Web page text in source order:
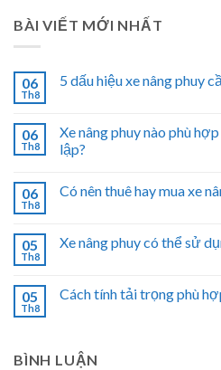
BÀI VIẾT MỚI NHẤT
06
Th8
5 dấu hiệu xe nâng phuy
06
Th8
Xe nâng phuy nào phù
lập?
06
Th8
Có nên thuê hay mua xe
05
Th8
Xe nâng phuy có thể sử
05
Th8
Cách tính tải trọng phù
BÌNH LUẬN